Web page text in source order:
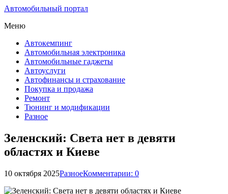
Автомобильный портал
Меню
Автокемпинг
Автомобильная электроника
Автомобильные гаджеты
Автоуслуги
Автофинансы и страхование
Покупка и продажа
Ремонт
Тюнинг и модификации
Разное
Зеленский: Света нет в девяти
областях и Киеве
10 октября 2025РазноеКомментарии: 0